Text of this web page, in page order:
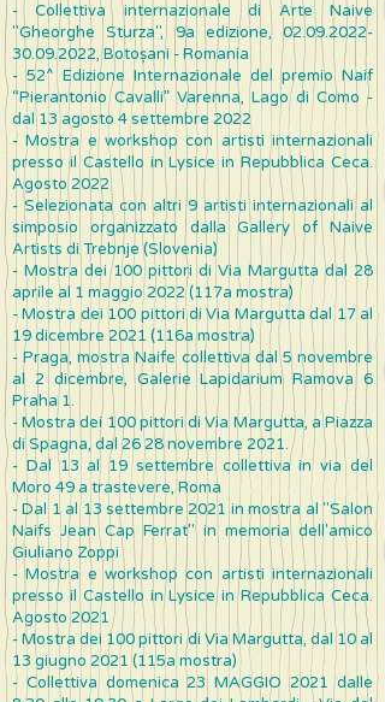
- Collettiva internazionale di Arte Naive
"Gheorghe Sturza", 9a edizione, 02.09.2022-
30.09.2022, Botoșani - Romania
- 52^ Edizione Internazionale del premio Naif
“Pierantonio Cavalli” Varenna, Lago di Como -
dal 13 agosto 4 settembre 2022
- Mostra e workshop con artisti internazionali
presso il Castello in Lysice in Repubblica Ceca.
Agosto 2022
- Selezionata con altri 9 artisti internazionali al
simposio organizzato dalla Gallery of Naive
Artists di Trebnje (Slovenia)
- Mostra dei 100 pittori di Via Margutta dal 28
aprile al 1 maggio 2022 (117a mostra)
- Mostra dei 100 pittori di Via Margutta dal 17 al
19 dicembre 2021 (116a mostra)
- Praga, mostra Naife collettiva dal 5 novembre
al 2 dicembre, Galerie Lapidarium Ramova 6
Praha 1.
- Mostra dei 100 pittori di Via Margutta, a Piazza
di Spagna, dal 26 28 novembre 2021.
- Dal 13 al 19 settembre collettiva in via del
Moro 49 a trastevere, Roma
- Dal 1 al 13 settembre 2021 in mostra al "Salon
Naifs Jean Cap Ferrat" in memoria dell'amico
Giuliano Zoppi
- Mostra e workshop con artisti internazionali
presso il Castello in Lysice in Repubblica Ceca.
Agosto 2021
- Mostra dei 100 pittori di Via Margutta, dal 10 al
13 giugno 2021 (115a mostra)
- Collettiva domenica 23 MAGGIO 2021 dalle